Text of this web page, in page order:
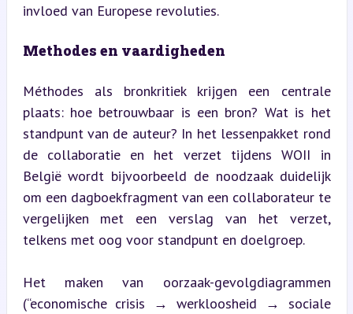
invloed van Europese revoluties.
Methodes en vaardigheden
Méthodes als bronkritiek krijgen een centrale
plaats: hoe betrouwbaar is een bron? Wat is het
standpunt van de auteur? In het lessenpakket rond
de collaboratie en het verzet tijdens WOII in
België wordt bijvoorbeeld de noodzaak duidelijk
om een dagboekfragment van een collaborateur te
vergelijken met een verslag van het verzet,
telkens met oog voor standpunt en doelgroep.
Het maken van oorzaak-gevolgdiagrammen
(“economische crisis → werkloosheid → sociale